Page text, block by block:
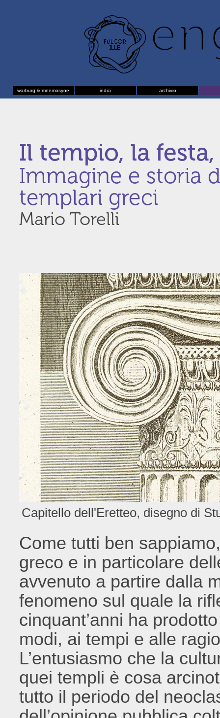
warburg & mnemosyne indici archivio
Il tempio, la
Immagine e storia
templari greci
Mario Torelli
Capitello dell'Eretteo, disegno di
Come tutti ben
greco e in particolare
avvenuto a partire dalla
fenomeno sul quale la
cinquant’anni ha
modi, ai tempi e alle
L’entusiasmo che la
quei templi è cosa
tutto il periodo del